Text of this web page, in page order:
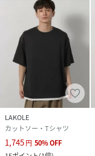
LAKOLE
カットソー・Tシャツ
1,745円 50%OFF